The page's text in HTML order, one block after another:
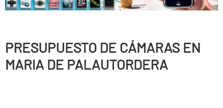
PRESUPUESTO DE CÁMARAS EN
MARIA DE PALAUTORDERA